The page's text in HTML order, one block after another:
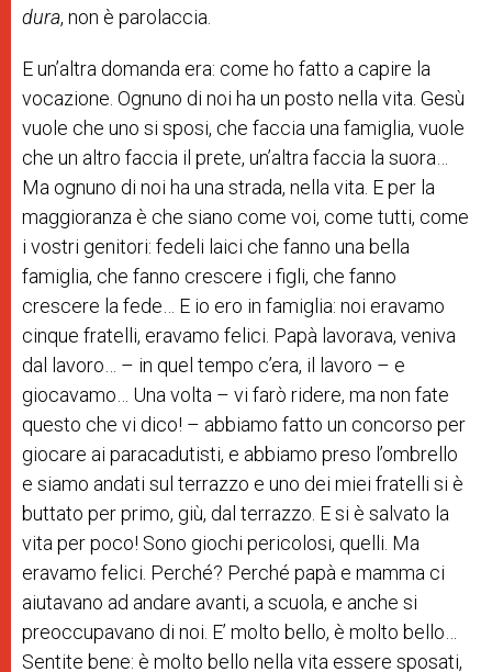
dura, non è parolaccia.
E un’altra domanda era: come ho fatto a capire la
vocazione. Ognuno di noi ha un posto nella vita. Gesù
vuole che uno si sposi, che faccia una famiglia, vuole
che un altro faccia il prete, un’altra faccia la suora…
Ma ognuno di noi ha una strada, nella vita. E per la
maggioranza è che siano come voi, come tutti, come
i vostri genitori: fedeli laici che fanno una bella
famiglia, che fanno crescere i figli, che fanno
crescere la fede… E io ero in famiglia: noi eravamo
cinque fratelli, eravamo felici. Papà lavorava, veniva
dal lavoro… – in quel tempo c’era, il lavoro – e
giocavamo… Una volta – vi farò ridere, ma non fate
questo che vi dico! – abbiamo fatto un concorso per
giocare ai paracadutisti, e abbiamo preso l’ombrello
e siamo andati sul terrazzo e uno dei miei fratelli si è
buttato per primo, giù, dal terrazzo. E si è salvato la
vita per poco! Sono giochi pericolosi, quelli. Ma
eravamo felici. Perché? Perché papà e mamma ci
aiutavano ad andare avanti, a scuola, e anche si
preoccupavano di noi. E’ molto bello, è molto bello…
Sentite bene: è molto bello nella vita essere sposati,